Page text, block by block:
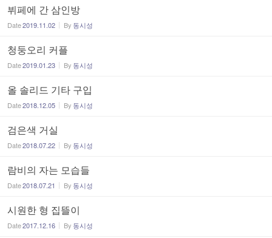
뷔페에 간 삼인방
Date2019.11.02 By 동시성
청둥오리 커플
Date2019.01.23 By 동시성
올 솔리드 기타 구입
Date2018.12.05 By 동시성
검은색 거실
Date2018.07.22 By 동시성
람비의 자는 모습들
Date2018.07.21 By 동시성
시원한 형 집뜰이
Date2017.12.16 By 동시성